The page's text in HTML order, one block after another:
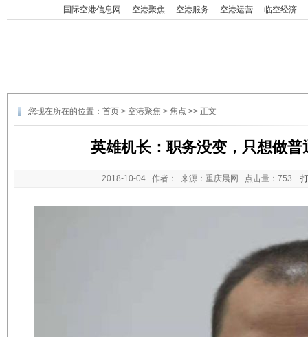
国际空港信息网 - 空港聚焦 - 空港服务 - 空港运营 - 临空经济 -
您现在所在的位置： 首页 > 空港聚焦 > 焦点 >> 正文
英雄机长：职务没变，只想做普
2018-10-04 作者： 来源：重庆晨网 点击量： 753